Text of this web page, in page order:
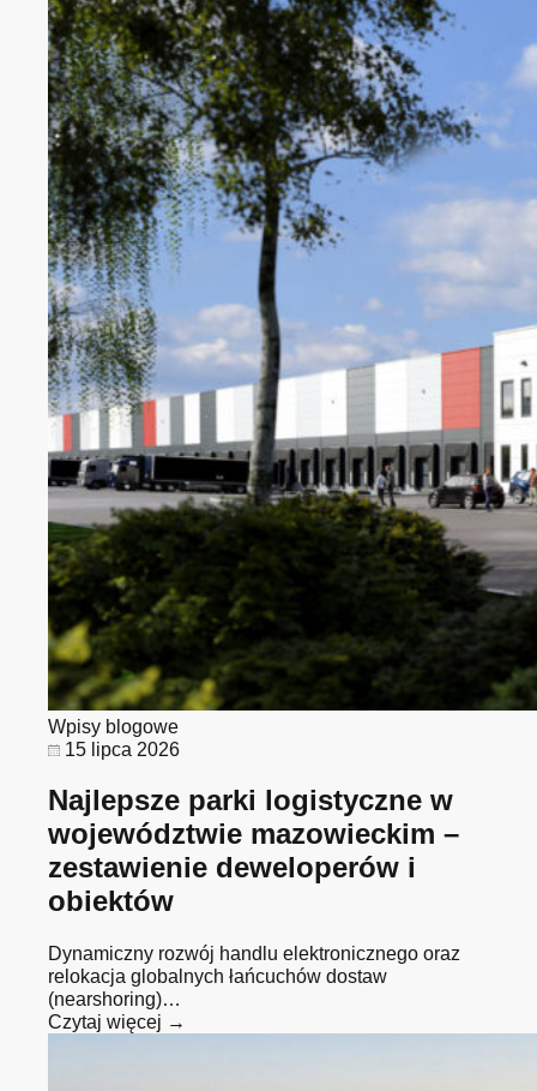
Wpisy blogowe
15 lipca 2026
Najlepsze parki logistyczne w
województwie mazowieckim –
zestawienie deweloperów i
obiektów
Dynamiczny rozwój handlu elektronicznego oraz
relokacja globalnych łańcuchów dostaw
(nearshoring)…
Czytaj więcej →